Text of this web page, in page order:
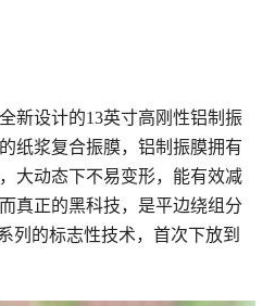
新设计的13英寸高刚性铝制振
纸浆复合振膜，铝制振膜拥有
大动态下不易变形，能有效减
真正的黑科技，是平边绕组分
的标志性技术，首次下放到